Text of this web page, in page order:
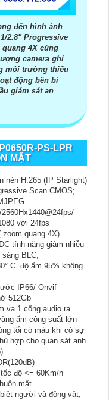
đến hình ảnh
2.8" Progressive
4X cùng
camera ghi
môi trường thiếu
động bền bỉ
giám sát an
PS-LPR
MẶT
nén H.265 (IP Starlight)
Scan CMOS;
với 24fps
quang 4X)
tính năng giảm nhiễu
BLC,
C. độ ẩm 95% không
IP66/ Onvif
512Gb
va 1 cổng audio ra
ấm công suất lớn
tối có màu khi có sự
hợp cho quan sát anh
độ <= 60Km/h
mặt
người và động vật,